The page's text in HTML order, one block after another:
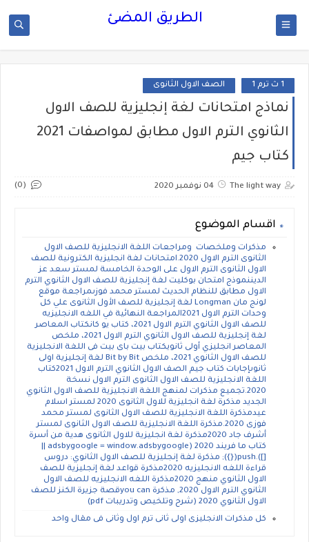
الطريق المضئ
1 ث ترم 1 الصف الاول الثانوى
نماذج امتحانات لغة إنجليزية للصف الاول
الثانوي الترم الاول مطابق لمواصفات 2021
كتاب جيم
The light way 04 نوفمبر 2020 (0)
اقسام الموضوع
مذكرات وملخصات ومراجعات اللغة الانجليزية للصف الاول
الثانوى الترم الاول 2020.امتحانات لغة انجليزية الكترونية للصف
الاول الثانوى الترم الاول على الوحدة الخامسة لمستر سعد عز
الديننموذج امتحان بوكليت لغة إنجليزية للصف الاول الثانوي الترم
الاول مطابق للنظام الحديث لمستر محمد فوزىمراجعة موقع
لونج مان Longman لغة إنجليزية للصف الأول الثانوى علي كل
وحدات الترم الاول 2021المراجعة النهائية في اللغه الانجليزيه
للصف الاول الثانوي الترم الاول 2021، كتاب يو كانكتاب المعاصر
لغة إنجليزية للصف الاول الثانوي الترم الاول 2021، ملخص
المعاصر انجليزي أولى ثانويكتاب بيت باى بيت فى اللغة الانجليزية
للصف الاول الثانوي 2021، ملخص Bit by Bit لغة إنجليزية اولى
ثانوىإجابات كتاب جيم الصف الاول الثانوي الترم الاول 2021كتاب
اللغة الانجليزية للصف الاول الثانوى الترم الاول نسخة
2020.تجميع مذكرات لمنهج اللغة الانجليزية للصف الاول الثانوي
الجديد مذكرة لغة انجليزية للاول الثانوى 2020 لمستر اسلام
عيدمذكرة اللغة الانجليزية للصف الاول الثانوى لمستر محمد
فوزى 2020.مذكرة اللغة الانجليزية للصف الاول الثانوى لمستر
أشرف جاد 2020مذكرة لغة انجليزية للاول الثانوى هدية من أسرة
[]).push({}); مذكرة لغة إنجليزية للصف الاول الثانوي: دروس
قراءة اللغه الانجليزيه 2020مذكرة قواعد لغة إنجليزية للصف
الاول الثانوي منهج 2020مذكرة اللغه الانجليزيه للصف الاول
الثانوي الترم الاول 2020, مذكرة you canقصة جزيرة الكنز للصف
الاول الثانوي 2020 (شرح وتلخيص وتدريبات pdf)
كل مذكرات الانجليزى اولى ثانى ترم اول وثانى فى مقال واحد